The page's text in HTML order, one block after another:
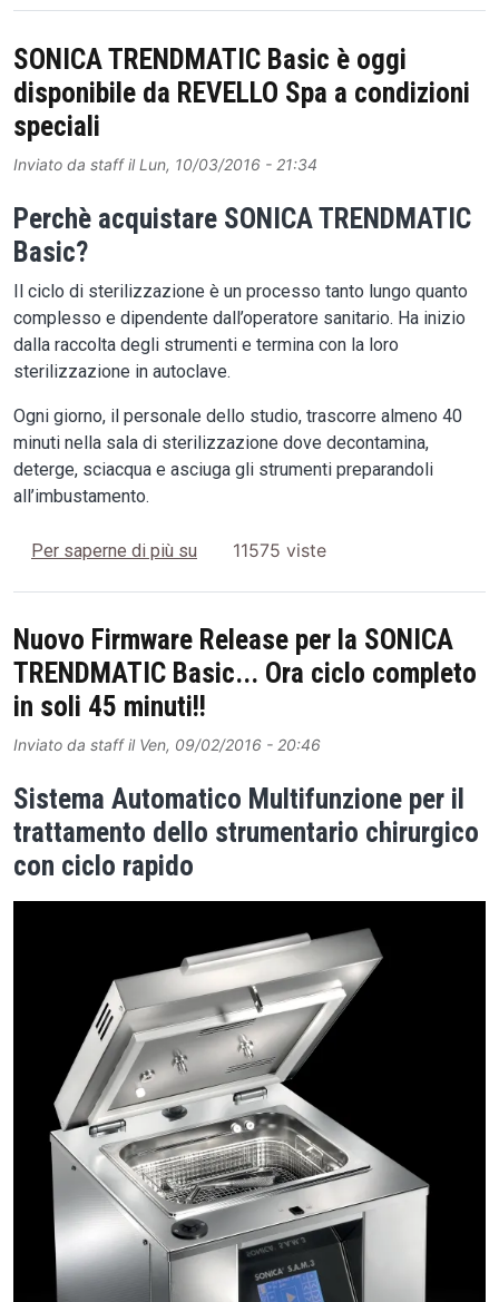
SONICA TRENDMATIC Basic è oggi
disponibile da REVELLO Spa a condizioni
speciali
Inviato da staffilLun, 10/03/2016 - 21:34
Perchè acquistare SONICA TRENDMATIC
Basic?
Il ciclo di sterilizzazione è un processo tanto lungo quanto
complesso e dipendente dall’operatore sanitario. Ha inizio
dalla raccolta degli strumenti e termina con la loro
sterilizzazione in autoclave.
Ogni giorno, il personale dello studio, trascorre almeno 40
minuti nella sala di sterilizzazione dove decontamina,
deterge, sciacqua e asciuga gli strumenti preparandoli
all’imbustamento.
Per saperne di più su SONICA TRENDMATIC Basic è oggi
11575 viste
Nuovo Firmware Release per la SONICA
TRENDMATIC Basic... Ora ciclo completo
in soli 45 minuti!!
Inviato da staffil Ven, 09/02/2016 - 20:46
Sistema Automatico Multifunzione per il
trattamento dello strumentario chirurgico
con ciclo rapido